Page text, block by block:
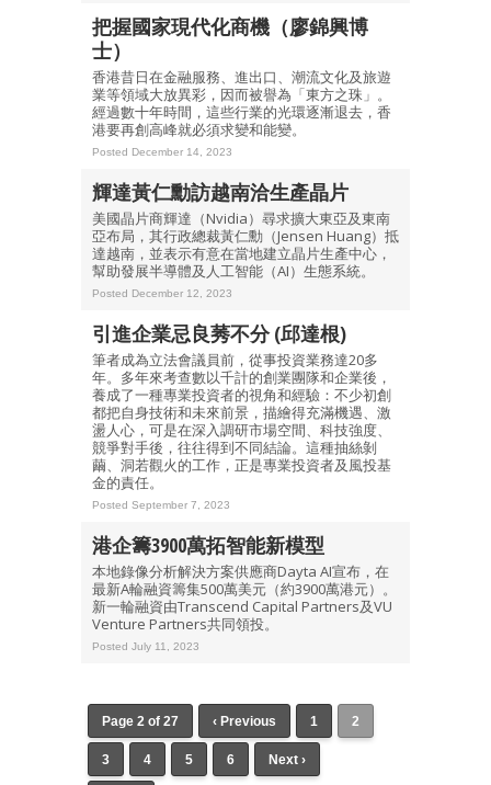
把握國家現代化商機（廖錦興博
士）
香港昔日在金融服務、進出口、潮流文化及旅遊
業等領域大放異彩，因而被譽為「東方之珠」。
經過數十年時間，這些行業的光環逐漸退去，香
港要再創高峰就必須求變和能變。
Posted December 14, 2023
輝達黃仁勳訪越南洽生產晶片
美國晶片商輝達（Nvidia）尋求擴大東亞及東南
亞布局，其行政總裁黃仁勳（Jensen Huang）抵
達越南，並表示有意在當地建立晶片生產中心，
幫助發展半導體及人工智能（AI）生態系統。
Posted December 12, 2023
引進企業忌良莠不分 (邱達根)
筆者成為立法會議員前，從事投資業務達20多
年。多年來考查數以千計的創業團隊和企業後，
養成了一種專業投資者的視角和經驗：不少初創
都把自身技術和未來前景，描繪得充滿機遇、激
盪人心，可是在深入調研市場空間、科技強度、
競爭對手後，往往得到不同結論。這種抽絲剝
繭、洞若觀火的工作，正是專業投資者及風投基
金的責任。
Posted September 7, 2023
港企籌3900萬拓智能新模型
本地錄像分析解決方案供應商Dayta AI宣布，在
最新A輪融資籌集500萬美元（約3900萬港元）。
新一輪融資由Transcend Capital Partners及VU
Venture Partners共同領投。
Posted July 11, 2023
Page 2 of 27 ‹ Previous 1 2
3 4 5 6 Next ›